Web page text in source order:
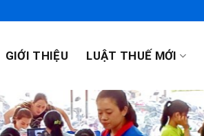
GIỚI THIỆU LUẬT THUẾ MỚI